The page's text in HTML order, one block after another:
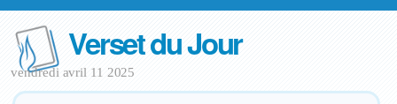
Verset du Jour
vendredi avril 11 2025